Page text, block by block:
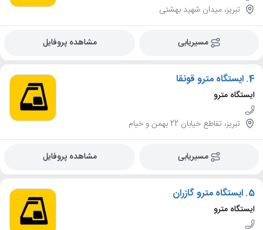
تبریز، میدان شهید بهشتی
مسیریابی مشاهده پروفایل
4. ایستگاه مترو قونقا
ایستگاه مترو
تبریز، تقاطع خیابان 22 بهمن و خیام
مسیریابی مشاهده پروفایل
5. ایستگاه مترو گازران
ایستگاه مترو